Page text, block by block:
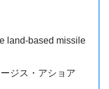
land-based missile
ージス・アショア